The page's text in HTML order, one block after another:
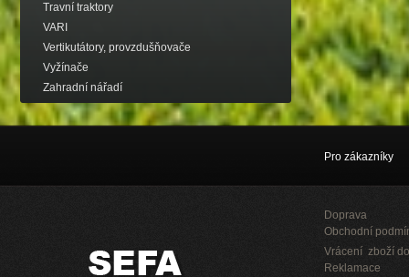
Travní traktory
VARI
Vertikutátory, provzdušňovače
Vyžínače
Zahradní nářadí
Pro zákazníky
Doprava
Obchodní
Vrácení zboží
Reklamace